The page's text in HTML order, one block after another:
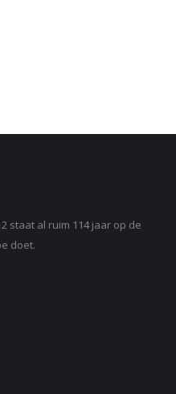
staat al ruim 114 jaar op de
doet.